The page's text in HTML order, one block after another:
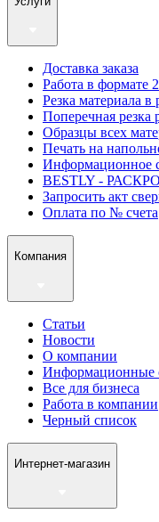
Доставка заказа
Работа в формате
Резка материала в
Поперечная резка
Образцы всех
Печать на
Информационное
BESTLY -
Запросить акт
Оплата по № счета
Компания
Статьи
Новости
О компании
Информационные
Все для бизнеса
Работа в компании
Черный список
Интернет-магазин